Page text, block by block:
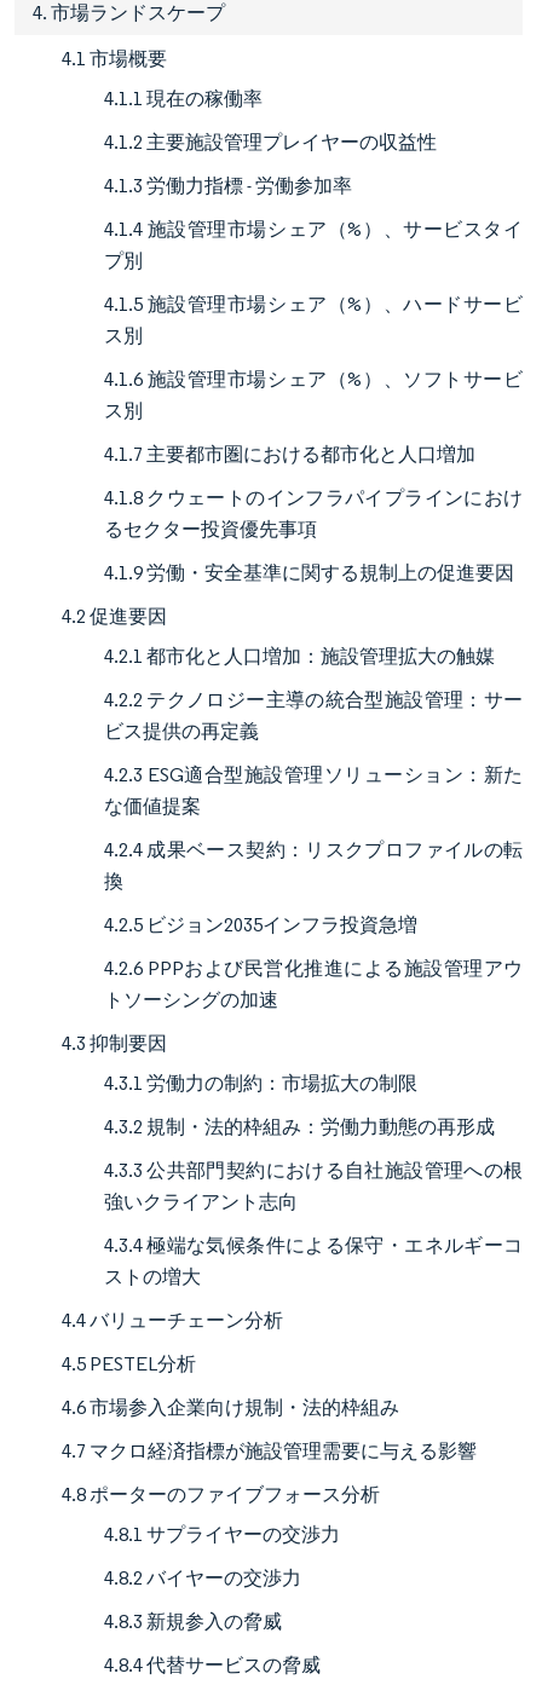
4. 市場ランドスケープ
4.1 市場概要
4.1.1 現在の稼働率
4.1.2 主要施設管理プレイヤーの収益性
4.1.3 労働力指標 - 労働参加率
4.1.4 施設管理市場シェア（%）、サービスタイ
プ別
4.1.5 施設管理市場シェア（%）、ハードサービ
ス別
4.1.6 施設管理市場シェア（%）、ソフトサービ
ス別
4.1.7 主要都市圏における都市化と人口増加
4.1.8 クウェートのインフラパイプラインにおけ
るセクター投資優先事項
4.1.9 労働・安全基準に関する規制上の促進要因
4.2 促進要因
4.2.1 都市化と人口増加：施設管理拡大の触媒
4.2.2 テクノロジー主導の統合型施設管理：サー
ビス提供の再定義
4.2.3 ESG適合型施設管理ソリューション：新た
な価値提案
4.2.4 成果ベース契約：リスクプロファイルの転
換
4.2.5 ビジョン2035インフラ投資急増
4.2.6 PPPおよび民営化推進による施設管理アウ
トソーシングの加速
4.3 抑制要因
4.3.1 労働力の制約：市場拡大の制限
4.3.2 規制・法的枠組み：労働力動態の再形成
4.3.3 公共部門契約における自社施設管理への根
強いクライアント志向
4.3.4 極端な気候条件による保守・エネルギーコ
ストの増大
4.4 バリューチェーン分析
4.5 PESTEL分析
4.6 市場参入企業向け規制・法的枠組み
4.7 マクロ経済指標が施設管理需要に与える影響
4.8 ポーターのファイブフォース分析
4.8.1 サプライヤーの交渉力
4.8.2 バイヤーの交渉力
4.8.3 新規参入の脅威
4.8.4 代替サービスの脅威